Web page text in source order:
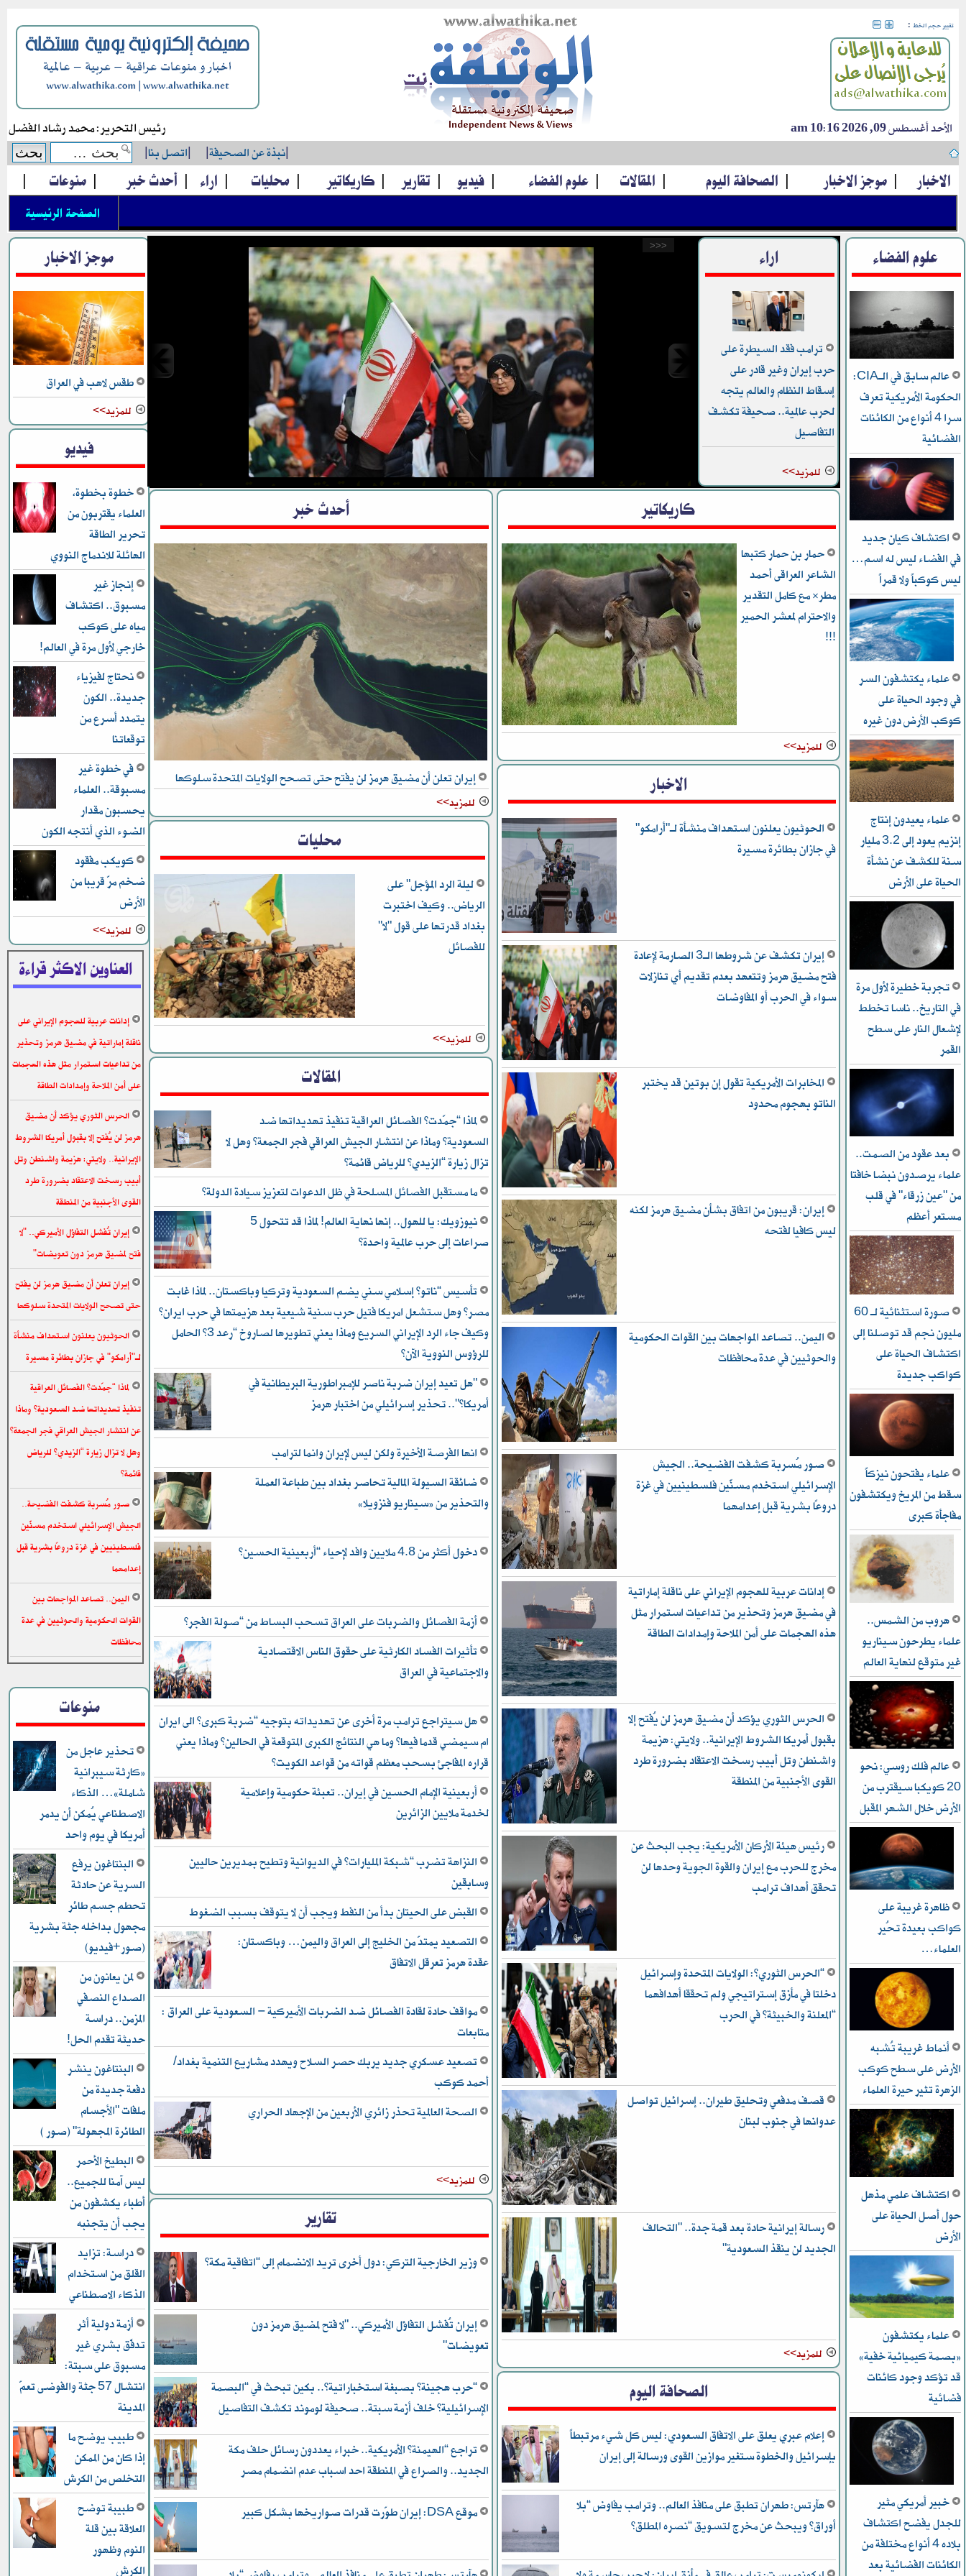
تغيير حجم الخط :
الأحد أغسطس 09, 2026 10:16 am رئيس التحرير: محمد رشاد الفضل
|نبذة عن الصحيفة|
|اتصل بنا|
الاخبار | موجز الاخبار | الصحافة اليوم | المقالات | علوم الفضاء | فيديو | تقارير | كاريكاتير | محليات | اراء | أحدث خبر | منوعات |
الصفحة الرئيسية
علوم الفضاء
عالم سابق في الـCIA:
الحكومة الأمريكية تعرف
سرا 4 أنواع من الكائنات
الفضائية
اكتشاف كيان جديد
في الفضاء ليس له اسم…
ليس كوكباً ولا قمراً
علماء يكتشفون السر
في وجود الحياة على
كوكب الأرض دون غيره
علماء يعيدون إنتاج
إنزيم يعود إلى 3.2 مليار
سنة للكشف عن نشأة
الحياة على الأرض
تجربة خطيرة لأول مرة
في التاريخ.. ناسا تخطط
ﻹشعال النار على سطح
القمر
بعد عقود من الصمت..
علماء يرصدون نبضا خافتا
من "عين زرقاء" في قلب
مستعر أعظم
صورة استثنائية لـ 60
مليون نجم قد توصلنا إلى
اكتشاف الحياة على
كواكب جديدة
علماء يفتحون نيزكاً
سقط من المريخ ويكتشفون
مفاجأة كبرى
هروب من الشمس..
علماء يطرحون سيناريو
غير متوقع لنهاية العالم
عالم فلك روسي: نحو
20 كويكبا سيقترب من
الأرض خلال الشهر المقبل
ظاهرة غريبة على
كواكب بعيدة تُحير
العلماء…
أنماط غريبة تُشبه
الأرض على سطح كوكب
الزهرة تثير حيرة العلماء
اكتشاف علمي مذهل
حول أصل الحياة على
الأرض
علماء يكتشفون
«بصمة كيميائية خفية»
قد تؤكد وجود كائنات
فضائية
خبير أمريكي مثير
للجدل يفضح اكتشاف
بلاده 4 أنواع مختلفة من
الكائنات الفضائية بعد
اراء
ترامب فقد السيطرة على
حرب إيران وغير قادر على
إسقاط النظام والعالم يتجه
لحرب عالمية.. صحيفة تكشف
التفاصيل
للمزيد>>
إيران تكشف عن شروطها الـ3 الصارمة لإعادة فتح مضيق هرمز
وتتعهد بعدم تقديم أي تنازلات سواء في الحرب أو المفاوضات
<<<
كاريكاتير
حمار بن حمار كتبها
الشاعر العراقى أحمد
مطر* مع كامل التقدير
والاحترام لمعشر الحمير
!!!
للمزيد>>
الاخبار
الحوثيون يعلنون استهداف منشأة لـ"أرامكو"
في جازان بطائرة مسيرة
إيران تكشف عن شروطها الـ3 الصارمة لإعادة
فتح مضيق هرمز وتتعهد بعدم تقديم أي تنازلات
سواء في الحرب أو المفاوضات
المخابرات الأمريكية تقول إن بوتين قد يختبر
الناتو بهجوم محدود
إيران: قريبون من اتفاق بشأن مضيق هرمز لكنه
ليس كافيا لفتحه
اليمن.. تصاعد المواجهات بين القوات الحكومية
والحوثيين في عدة محافظات
صور مُسربة كشفت الفضيحة.. الجيش
الإسرائيلي استخدم مسنَّين فلسطينيين في غزة
دروعًا بشرية قبل إعدامهما
إدانات عربية للهجوم الإيراني على ناقلة إماراتية
في مضيق هرمز وتحذير من تداعيات استمرار مثل
هذه الهجمات على أمن الملاحة وإمدادات الطاقة
الحرس الثوري يؤكد أن مضيق هرمز لن يُفتح إلا
بقبول أمريكا الشروط الإيرانية.. ولايتي: هزيمة
واشنطن وتل أبيب رسخت الاعتقاد بضرورة طرد
القوى الأجنبية من المنطقة
رئيس هيئة الأركان الأمريكية: يجب البحث عن
مخرج للحرب مع إيران والقوة الجوية وحدها لن
تحقق أهداف ترامب
“الحرس الثوري”: الولايات المتحدة وإسرائيل
دخلتا في مأزق إستراتيجي ولم تحققا أهدافهما
“المعلنة والخبيثة” في الحرب
قصف مدفعي وتحليق طيران.. إسرائيل تواصل
عدوانها في جنوب لبنان
رسالة إيرانية حادة بعد قمة جدة.. "التحالف
الجديد لن ينقذ السعودية"
للمزيد>>
الصحافة اليوم
إعلام عبري يعلق على الاتفاق السعودي: ليس كل شيء مرتبطاً
بإسرائيل والخطوة ستغير موازين القوى ورسالة إلى إيران
هآرتس: طهران تطبق على منافذ العالم.. وترامب يفاوض “بلا
أوراق” ويبحث عن مخرج لتسويق “نصره المطلق”
أحدث خبر
إيران تعلن أن مضيق هرمز لن يفتح حتى تصحح الولايات المتحدة سلوكها
للمزيد>>
محليات
ليلة الرد المؤجل" على
الرياض.. وكيف اختبرت
بغداد قدرتها على قول "لا"
للفصائل
للمزيد>>
المقالات
لماذا “جمّدت” الفصائل العراقية تنفيذ تهديداتها ضد
السعودية؟ وماذا عن انتشار الجيش العراقي فجر الجمعة؟ وهل لا
تزال زيارة “الزيدي” للرياض قائمة؟
ما مستقبل الفصائل المسلحة في ظل الدعوات لتعزيز سيادة الدولة؟
نيوزويك: يا للهول.. إنها نهاية العالم! لماذا قد تتحول 5
صراعات إلى حرب عالمية واحدة؟
تأسيس “ناتو” إسلامي سني يضم السعودية وتركيا وباكستان.. لماذا غابت
مصر؟ وهل ستشعل امريكا فتيل حرب سنية شيعية بعد هزيمتها في حرب ايران؟
وكيف جاء الرد الإيراني السريع وماذا يعني تطويرها لصاروخ “رعد 3” الحامل
للرؤوس النووية الآن؟
"هل تعيد إيران ضربة ناصر للإمبراطورية البريطانية في
أمريكا؟".. تحذير إسرائيلي من اختبار هرمز
انها الفرصة الأخيرة ولكن ليس لإيران وانما لترامب
ضائقة السيولة المالية تحاصر بغداد بين طباعة العملة
والتحذير من «سيناريو فنزويلا»
دخول أكثر من 4.8 ملايين وافد لإحياء “أربعينية الحسين”
أزمة الفصائل والضربات على العراق تسحب البساط من “صولة الفجر”
تأثيرات الفساد الكارثية على حقوق الناس الاقتصادية
والاجتماعية في العراق
هل سيتراجع ترامب مرة أخرى عن تهديداته بتوجيه “ضربة كبرى” الى ايران
ام سيمضي قدما فيها؟ وما هي النتائج الكبرى المتوقعة في الحالين؟ وماذا يعني
قراره المفاجئ بسحب معظم قواته من قواعد الكويت؟
أربعينية الإمام الحسين في إيران.. تعبئة حكومية وإعلامية
لخدمة ملايين الزائرين
النزاهة تضرب “شبكة المليارات” في الديوانية وتطيح بمديرين حاليين
وسابقين
القبض على الحيتان بدأ من النفط ويجب أن لا يتوقف بسبب الضغوط
التصعيد يمتدّ من الخليج إلى العراق واليمن… وباكستان:
عقدة هرمز تعرقل الاتفاق
مواقف حادة لقادة الفصائل ضد الضربات الأميركية – السعودية على العراق :
متابعات
تصعيد عسكري جديد يربك حصر السلاح ويهدد مشاريع التنمية بغداد/
أحمد كوكب
الصحة العالمية تحذر زائري الأربعين من الإجهاد الحراري
للمزيد>>
تقارير
وزير الخارجية التركي: دول أخرى تريد الانضمام إلى “اتفاقية مكة”
إيران تُفشل التفاؤل الأميركي.. "لا فتح لمضيق هرمز دون
تعويضات"
“حرب هجينة” بصبغة استخباراتية؟.. بكين تبحث في “البصمة
الإسرائيلية” خلف أزمة سبتة.. صحيفة لوموند تكشف التفاصيل
تراجع “الهيمنة” الأمريكية.. خبراء يعددون رسائل حلف مكة
الجديد.. والصراع في المنطقة احد اسباب عدم انضمام مصر
موقع DSA: إيران طوّرت قدرات صواريخها بشكل كبير
موجز الاخبار
طقس لاهب في العراق
للمزيد>>
فيديو
خطوة بخطوة،
العلماء يقتربون من
تحرير الطاقة
الهائلة للاندماج النووي
إنجاز غير
مسبوق.. اكتشاف
مياه على كوكب
خارجي لأول مرة في العالم!
نحتاج لفيزياء
جديدة.. الكون
يتمدد أسرع من
توقعاتنا
في خطوة غير
مسبوقة.. العلماء
يحسبون مقدار
الضوء الذي أنتجه الكون
كويكب مفقود
ضخم مرّ قريبا من
الأرض
للمزيد>>
العناوين الاكثر قراءة
إدانات عربية للهجوم الإيراني على
ناقلة إماراتية في مضيق هرمز وتحذير
من تداعيات استمرار مثل هذه الهجمات
على أمن الملاحة وإمدادات الطاقة
الحرس الثوري يؤكد أن مضيق
هرمز لن يُفتح إلا بقبول أمريكا الشروط
الإيرانية.. ولايتي: هزيمة واشنطن وتل
أبيب رسخت الاعتقاد بضرورة طرد
القوى الأجنبية من المنطقة
إيران تُفشل التفاؤل الأميركي.. "لا
فتح لمضيق هرمز دون تعويضات"
إيران تعلن أن مضيق هرمز لن يفتح
حتى تصحح الولايات المتحدة سلوكها
الحوثيون يعلنون استهداف منشأة
لـ"أرامكو" في جازان بطائرة مسيرة
لماذا “جمّدت” الفصائل العراقية
تنفيذ تهديداتها ضد السعودية؟ وماذا
عن انتشار الجيش العراقي فجر الجمعة؟
وهل لا تزال زيارة “الزيدي” للرياض
قائمة؟
صور مُسربة كشفت الفضيحة..
الجيش الإسرائيلي استخدم مسنَّين
فلسطينيين في غزة دروعًا بشرية قبل
إعدامهما
اليمن.. تصاعد المواجهات بين
القوات الحكومية والحوثيين في عدة
محافظات
منوعات
تحذير عاجل من
«كارثة سيبرانية
شاملة»… الذكاء
الاصطناعي يُمكن أن يدمر
أمريكا في يوم واحد
البنتاغون يرفع
السرية عن حادثة
تحطم جسم طائر
مجهول بداخله جثة بشرية
(صور+فيديو)
لمن يعانون من
الصداع النصفي
المزمن.. دراسة
حديثة تقدم الحل!
البنتاغون ينشر
دفعة جديدة من
ملفات "الأجسام
الطائرة المجهولة" (صور )
البطيخ الأحمر
ليس آمنا للجميع..
أطباء يكشفون من
يجب أن يتجنبه
دراسة: تزايد
القلق من استخدام
الذكاء الاصطناعي
أزمة دولية أثر
تدفّق بشري غير
مسبوق على سبتة:
انتشال 57 جثة والفوضى تعمّ
المدينة
طبيب يوضح ما
إذا كان من الممكن
التخلص من الكرش
طبيبة توضح
العلاقة بين قلة
النوم وظهور
الكرش